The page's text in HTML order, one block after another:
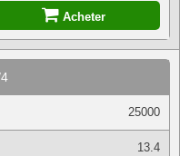
Acheter
25000
13.4